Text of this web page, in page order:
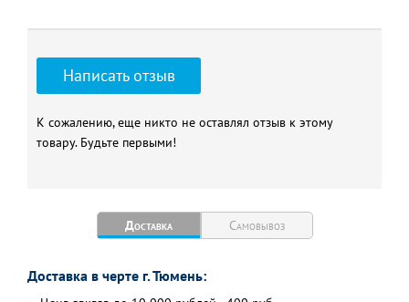
Написать отзыв
К сожалению, еще никто не оставлял отзыв к этому
товару. Будьте первыми!
Доставка Самовывоз
Доставка в черте г. Тюмень: